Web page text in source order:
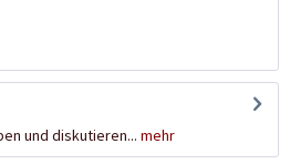
und diskutieren... mehr